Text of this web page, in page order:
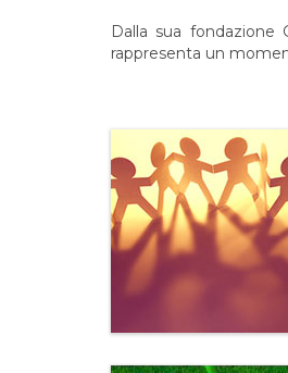
Dalla sua fondazione
rappresenta un